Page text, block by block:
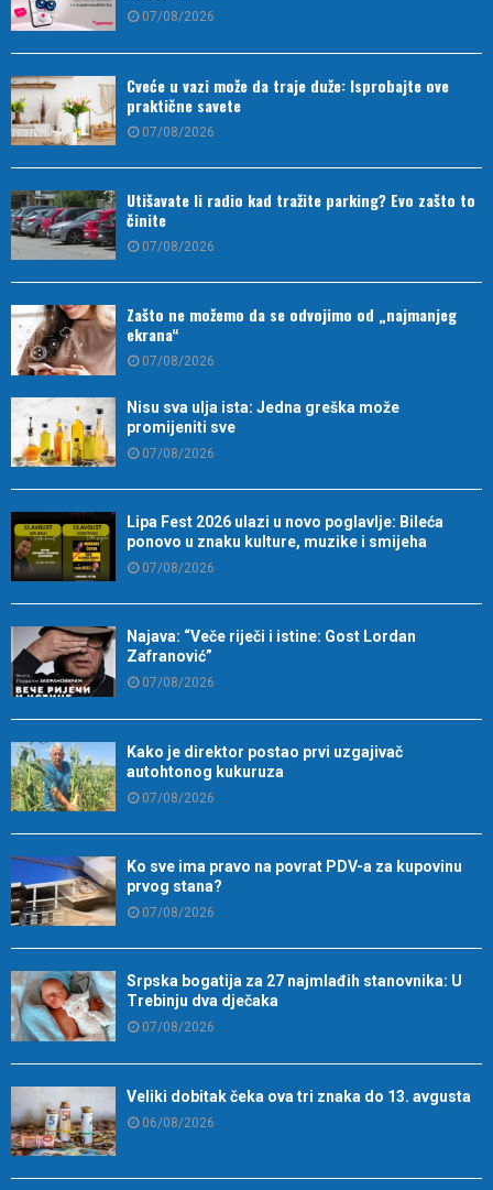
07/08/2026
Cveće u vazi može da traje duže: Isprobajte ove
praktične savete
07/08/2026
Utišavate li radio kad tražite parking? Evo zašto to
činite
07/08/2026
Zašto ne možemo da se odvojimo od „najmanjeg
ekrana“
07/08/2026
Nisu sva ulja ista: Jedna greška može
promijeniti sve
07/08/2026
Lipa Fest 2026 ulazi u novo poglavlje: Bileća
ponovo u znaku kulture, muzike i smijeha
07/08/2026
Najava: “Veče riječi i istine: Gost Lordan
Zafranović”
07/08/2026
Kako je direktor postao prvi uzgajivač
autohtonog kukuruza
07/08/2026
Ko sve ima pravo na povrat PDV-a za kupovinu
prvog stana?
07/08/2026
Srpska bogatija za 27 najmlađih stanovnika: U
Trebinju dva dječaka
07/08/2026
Veliki dobitak čeka ova tri znaka do 13. avgusta
06/08/2026